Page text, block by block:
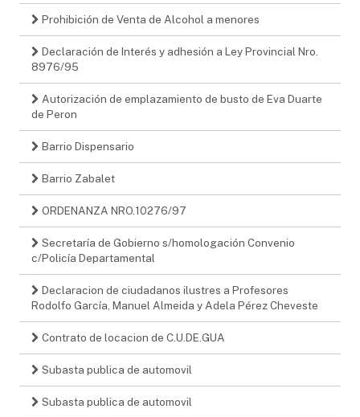
Prohibición de Venta de Alcohol a menores
Declaración de Interés y adhesión a Ley Provincial Nro.
8976/95
Autorización de emplazamiento de busto de Eva Duarte
de Peron
Barrio Dispensario
Barrio Zabalet
ORDENANZA NRO.10276/97
Secretaría de Gobierno s/homologación Convenio
c/Policía Departamental
Declaracion de ciudadanos ilustres a Profesores
Rodolfo García, Manuel Almeida y Adela Pérez Cheveste
Contrato de locacion de C.U.DE.GUA
Subasta publica de automovil
Subasta publica de automovil